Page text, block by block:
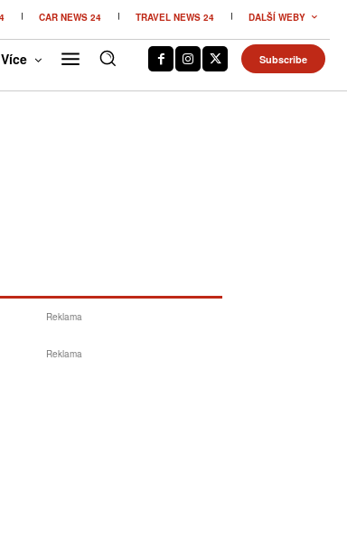
CAR NEWS 24 TRAVEL NEWS 24 DALŠÍ WEBY
Více Subscribe
Reklama
Reklama